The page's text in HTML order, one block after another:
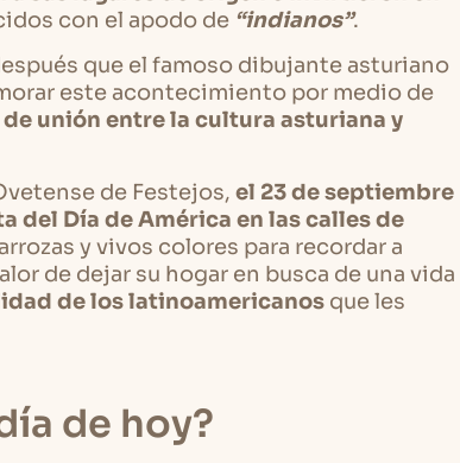
con el apodo de “indianos”.
que el famoso dibujante asturiano
este acontecimiento por medio de
de unión entre la cultura asturiana y
de Festejos, el 23 de septiembre
del Día de América en las calles de
y vivos colores para recordar a
de dejar su hogar en busca de una vida
de los latinoamericanos que les
de hoy?